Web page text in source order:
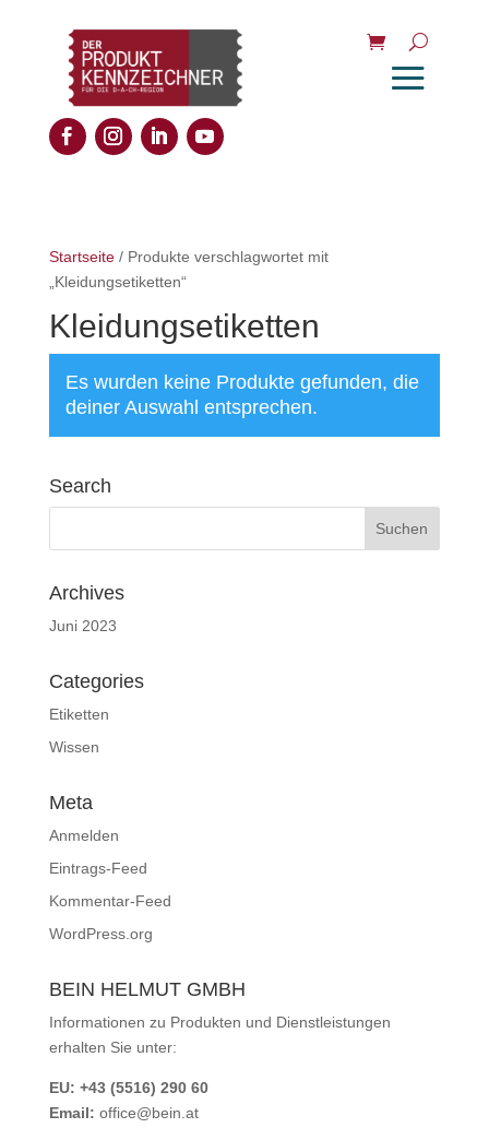
Startseite/ Produkte verschlagwortet mit
„Kleidungsetiketten“
Kleidungsetiketten
Es wurden keine Produkte gefunden, die
deiner Auswahl entsprechen.
Search
Archives
Juni 2023
Categories
Etiketten
Wissen
Meta
Anmelden
Eintrags-Feed
Kommentar-Feed
WordPress.org
BEIN HELMUT GMBH
Informationen zu Produkten und Dienstleistungen
erhalten Sie unter:
EU: +43 (5516) 290 60
Email: office@bein.at